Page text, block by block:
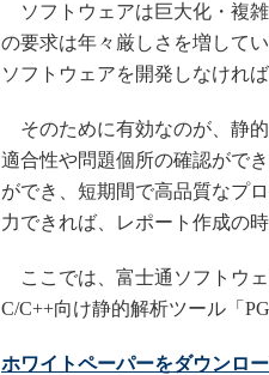
ソフトウェアは巨大化・複
の要求は年々厳しさを増して
ソフトウェアを開発しなければ
そのために有効なのが、静
適合性や問題個所の確認がで
ができ、短期間で高品質なプ
力できれば、レポート作成の
ここでは、富士通ソフトウェ
C/C++向け静的解析ツール「
ホワイトペーパーをダウンロ